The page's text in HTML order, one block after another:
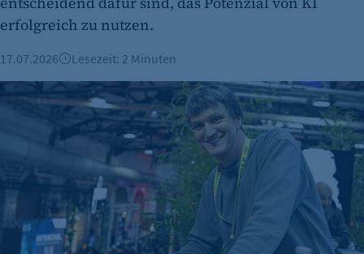
erfolgreich zu nutzen.
17.07.2026 Lesezeit: 2 Minuten
Future of Festivals: Wie sich die Berliner Eventbranche